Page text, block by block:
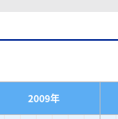
2009年